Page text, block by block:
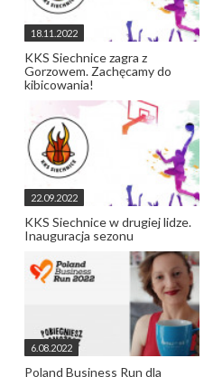
18.11.2022
KKS Siechnice zagra z
Gorzowem. Zachęcamy do
kibicowania!
22.09.2022
KKS Siechnice w drugiej lidze.
Inauguracja sezonu
6.08.2022
Poland Business Run dla